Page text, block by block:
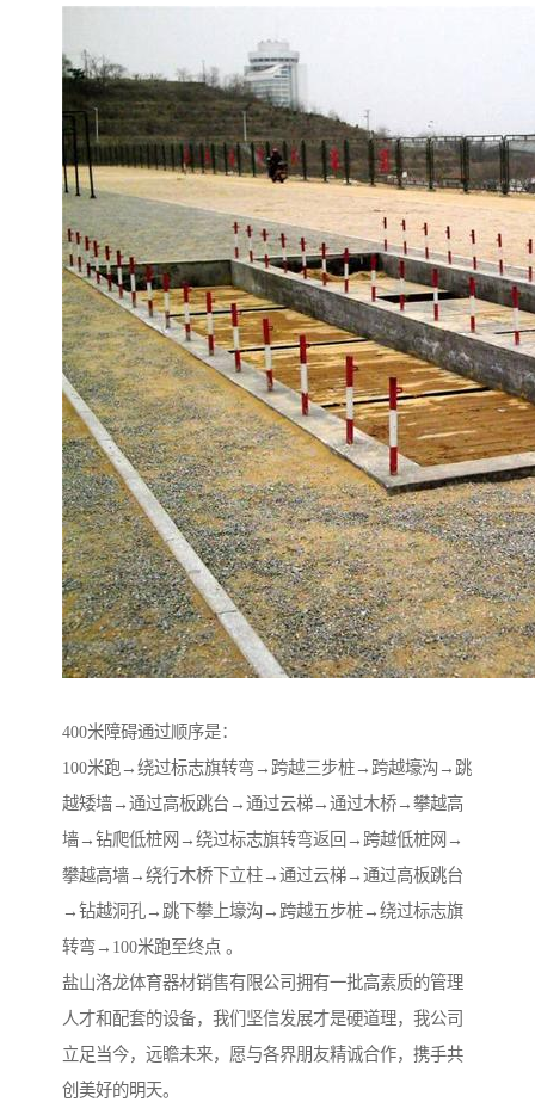
400米障碍通过顺序是：
100米跑→绕过标志旗转弯→跨越三步桩→跨越壕沟→跳
越矮墙→通过高板跳台→通过云梯→通过木桥→攀越高
墙→钻爬低桩网→绕过标志旗转弯返回→跨越低桩网→
攀越高墙→绕行木桥下立柱→通过云梯→通过高板跳台
→钻越洞孔→跳下攀上壕沟→跨越五步桩→绕过标志旗
转弯→100米跑至终点 。
盐山洛龙体育器材销售有限公司拥有一批高素质的管理
人才和配套的设备，我们坚信发展才是硬道理，我公司
立足当今，远瞻未来，愿与各界朋友精诚合作，携手共
创美好的明天。